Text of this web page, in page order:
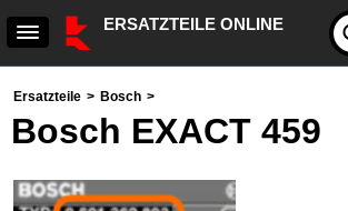
ERSATZTEILE ONLINE
Ersatzteile > Bosch >
Bosch EXACT 459